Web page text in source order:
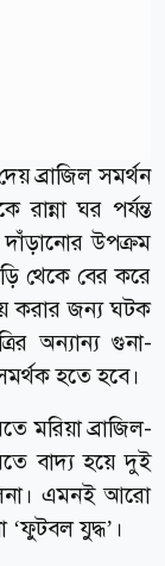
ব্রাজিল সমর্থন
রান্না ঘর পর্যন্ত
দাঁড়ানোর উপক্রম
থেকে বের করে
করার জন্য ঘটক
অন্যান্য গুনা-
হতে হবে।
মরিয়া ব্রাজিল-
বাদ্য হয়ে দুই
এমনই আরো
‘ফুটবল যুদ্ধ’।